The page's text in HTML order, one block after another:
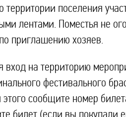
территории поселения
лентами. Поместья не
приглашению хозяев.
вход на территорию
фестивального
этого сообщите номер
билет (если вы покупали